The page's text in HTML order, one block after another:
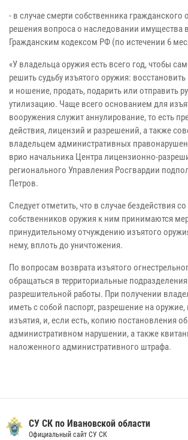
- в случае смерти собственника гражданского
решения вопроса о наследовании имущества
Гражданским кодексом РФ (по истечении 6
«У владельца оружия есть всего год, чтобы
решить судьбу изъятого оружия:
и ношение, продать, подарить или отправить
утилизацию. Чаще всего основанием для
вооружения служит аннулирование, то есть
действия, лицензий и разрешений, а также
владельцем административных
врио начальника Центра лицензионно-
регионального Управления Росгвардии
Петров.
Следует отметить, что в случае бездействия
собственников оружия к ним принимаются
принудительному отчуждению изъятого
нему, вплоть до уничтожения.
По вопросам возврата изъятого
обращаться в территориальные
разрешительной работы. При получении
иметь с собой паспорт, разрешение на
изъятия, и, если есть, копию постановления об
административном нарушении, а также
наложенного административного штрафа.
СУ СК по Ивановской области
Официальный сайт СУ СК